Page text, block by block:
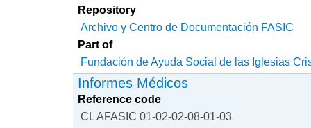
Repository
Archivo y Centro de Documentación FASIC
Part of
Fundación de Ayuda Social de las Iglesias
Informes Médicos
Reference code
CL AFASIC 01-02-02-08-01-03